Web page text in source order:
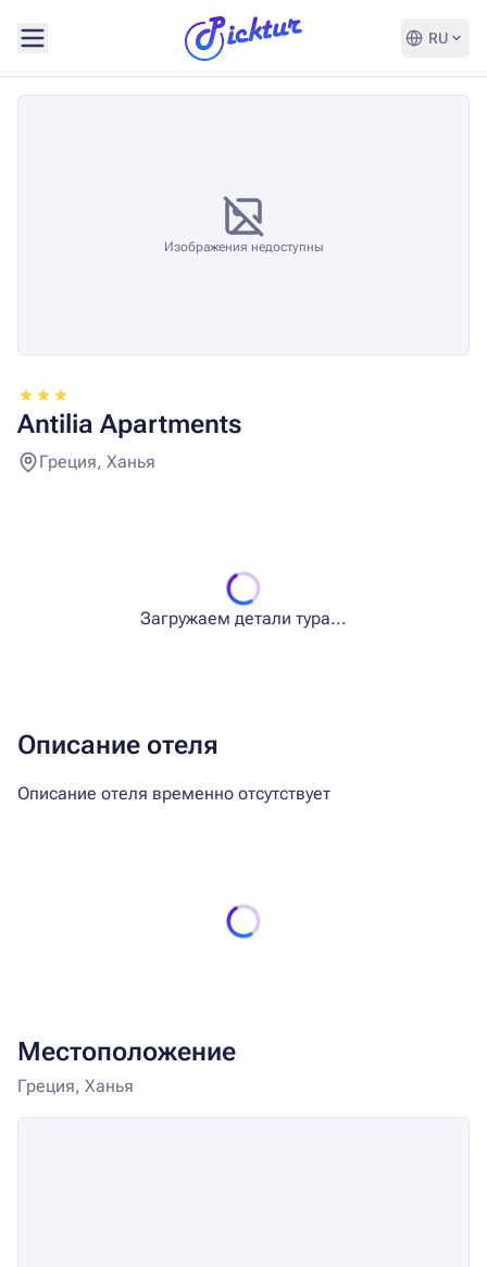
RU
Изображения недоступны
Antilia Apartments
Греция, Ханья
Загружаем детали тура...
Описание отеля
Описание отеля временно отсутствует
Местоположение
Греция, Ханья